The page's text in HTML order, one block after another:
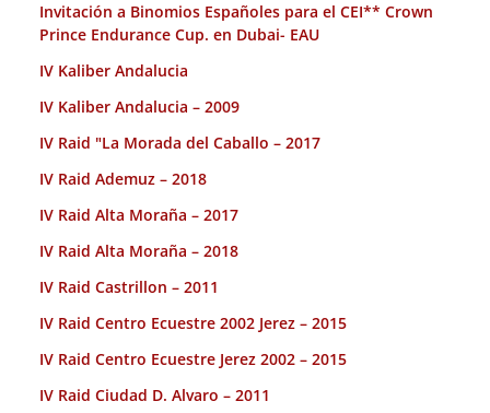
Invitación a Binomios Españoles para el CEI** Crown
Prince Endurance Cup. en Dubai- EAU
IV Kaliber Andalucia
IV Kaliber Andalucia – 2009
IV Raid "La Morada del Caballo – 2017
IV Raid Ademuz – 2018
IV Raid Alta Moraña – 2017
IV Raid Alta Moraña – 2018
IV Raid Castrillon – 2011
IV Raid Centro Ecuestre 2002 Jerez – 2015
IV Raid Centro Ecuestre Jerez 2002 – 2015
IV Raid Ciudad D. Alvaro – 2011